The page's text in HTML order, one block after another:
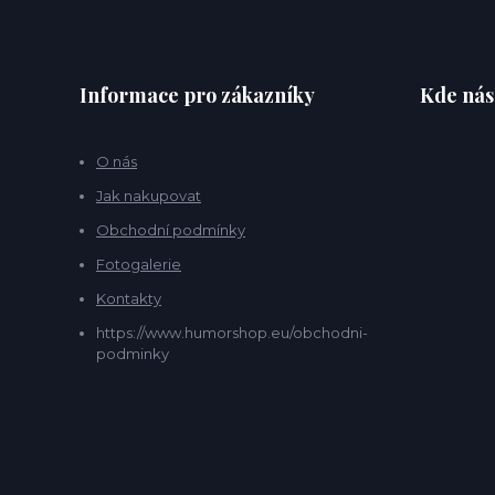
Informace pro zákazníky
O nás
Jak nakupovat
Obchodní podmínky
Fotogalerie
Kontakty
https://www.humorshop.eu/obchodni-
podminky
Kde